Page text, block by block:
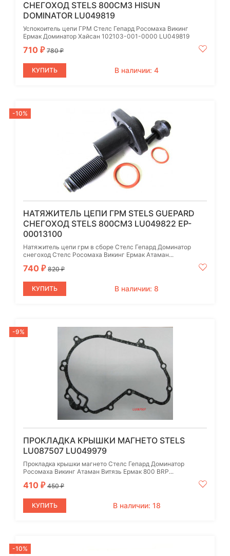
СНЕГОХОД STELS 800СМ3 HISUN
DOMINATOR LU049819
Успокоитель цепи ГРМ Стелс Гепард Росомаха Викинг
Ермак Доминатор Хайсан 102103-001-0000 LU049819
710 ₽ 780₽
КУПИТЬ В наличии: 4
-10%
НАТЯЖИТЕЛЬ ЦЕПИ ГРМ STELS GUEPARD
СНЕГОХОД STELS 800СМ3 LU049822 EP-
00013100
Натяжитель цепи грм в сборе Стелс Гепард Доминатор
снегоход Стелс Росомаха Викинг Ермак Атаман...
740 ₽ 820₽
КУПИТЬ В наличии: 8
-9%
ПРОКЛАДКА КРЫШКИ МАГНЕТО STELS
LU087507 LU049979
Прокладка крышки магнето Стелс Гепард Доминатор
Росомаха Викинг Атаман Витязь Ермак 800 BRP...
410 ₽ 450₽
КУПИТЬ В наличии: 18
-10%